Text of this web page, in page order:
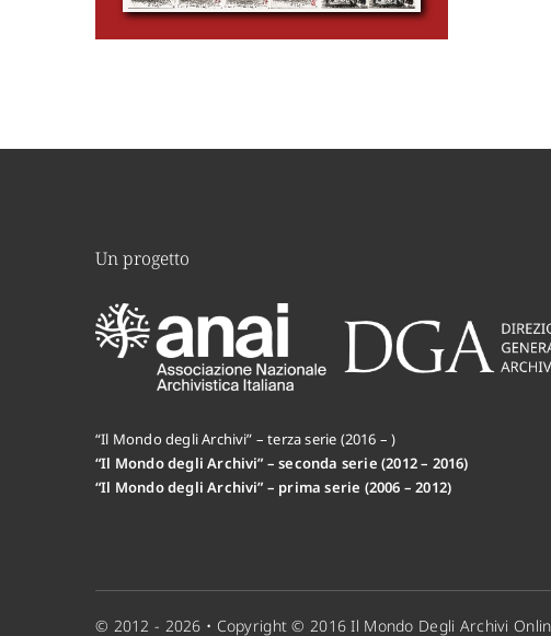
Un progetto
“Il Mondo degli Archivi” – terza serie (2016 – )
“Il Mondo degli Archivi” – seconda serie (2012 – 2016)
“Il Mondo degli Archivi” – prima serie (2006 – 2012)
© 2012 - 2026 • Copyright © 2016 Il Mondo Degli Archivi